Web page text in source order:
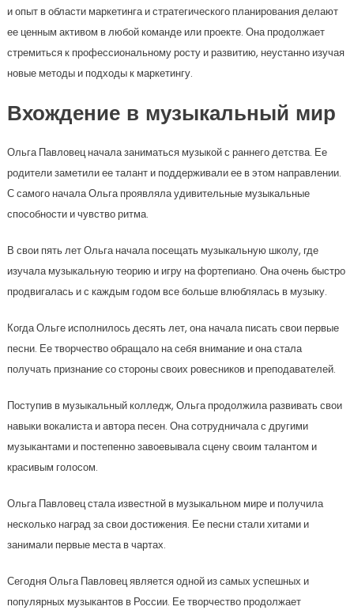
и опыт в области маркетинга и стратегического планирования делают
ее ценным активом в любой команде или проекте. Она продолжает
стремиться к профессиональному росту и развитию, неустанно изучая
новые методы и подходы к маркетингу.
Вхождение в музыкальный мир
Ольга Павловец начала заниматься музыкой с раннего детства. Ее
родители заметили ее талант и поддерживали ее в этом направлении.
С самого начала Ольга проявляла удивительные музыкальные
способности и чувство ритма.
В свои пять лет Ольга начала посещать музыкальную школу, где
изучала музыкальную теорию и игру на фортепиано. Она очень быстро
продвигалась и с каждым годом все больше влюблялась в музыку.
Когда Ольге исполнилось десять лет, она начала писать свои первые
песни. Ее творчество обращало на себя внимание и она стала
получать признание со стороны своих ровесников и преподавателей.
Поступив в музыкальный колледж, Ольга продолжила развивать свои
навыки вокалиста и автора песен. Она сотрудничала с другими
музыкантами и постепенно завоевывала сцену своим талантом и
красивым голосом.
Ольга Павловец стала известной в музыкальном мире и получила
несколько наград за свои достижения. Ее песни стали хитами и
занимали первые места в чартах.
Сегодня Ольга Павловец является одной из самых успешных и
популярных музыкантов в России. Ее творчество продолжает